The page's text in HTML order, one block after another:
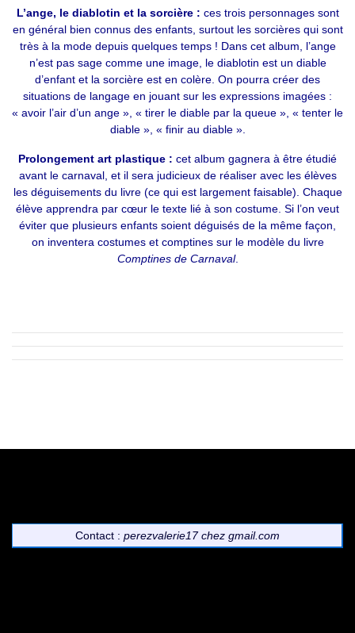
L’ange, le diablotin et la sorcière : ces trois personnages sont
en général bien connus des enfants, surtout les sorcières qui sont
très à la mode depuis quelques temps ! Dans cet album, l’ange
n’est pas sage comme une image, le diablotin est un diable
d’enfant et la sorcière est en colère. On pourra créer des
situations de langage en jouant sur les expressions imagées :
« avoir l’air d’un ange », « tirer le diable par la queue », « tenter le
diable », « finir au diable ».
Prolongement art plastique : cet album gagnera à être étudié
avant le carnaval, et il sera judicieux de réaliser avec les élèves
les déguisements du livre (ce qui est largement faisable). Chaque
élève apprendra par cœur le texte lié à son costume. Si l’on veut
éviter que plusieurs enfants soient déguisés de la même façon,
on inventera costumes et comptines sur le modèle du livre
Comptines de Carnaval.
Contact : perezvalerie17chez gmail.com